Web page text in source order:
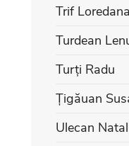
Trif
Turdean
Turți Radu
Țigăuan
Ulecan